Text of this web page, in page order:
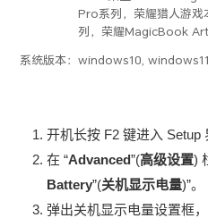
Pro系列，荣耀猎人游戏
列，荣耀MagicBook
系统版本：windows10, windows11
开机长按 F2 键进入 Setup
在 “Advanced”(高级设置)
Battery”(关机显示电量)”。
弹出关机显示电量设置框